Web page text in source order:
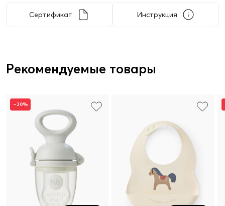
Сертификат Инструкция
Рекомендуемые товары
–20%